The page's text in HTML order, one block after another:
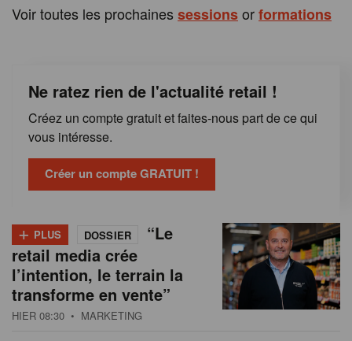
Voir toutes les prochaines sessionsorformations
Ne ratez rien de l'actualité retail !
Créez un compte gratuit et faites-nous part de ce qui
vous intéresse.
Créer un compte GRATUIT !
+ PLUS DOSSIER
“Le
retail media crée
l’intention, le terrain la
transforme en vente”
HIER 08:30 • MARKETING